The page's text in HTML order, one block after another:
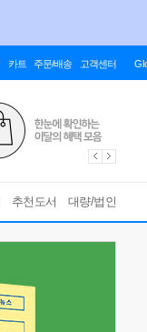
카트 주문/배송 고객센터
추천도서 대량/법인